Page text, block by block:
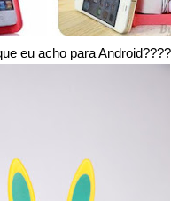
eu acho para